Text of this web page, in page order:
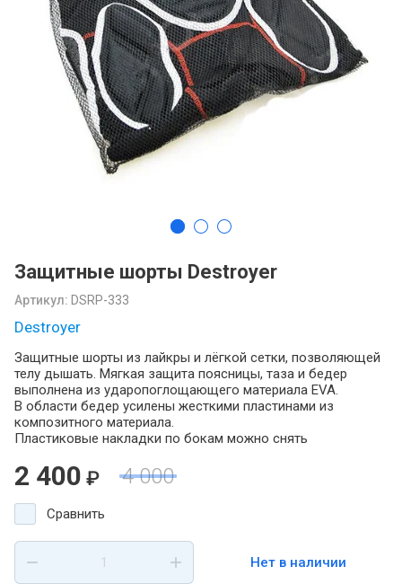
Защитные шорты Destroyer
Артикул: DSRP-333
Destroyer
Защитные шорты из лайкры и лёгкой сетки, позволяющей
телу дышать. Мягкая защита поясницы, таза и бедер
выполнена из ударопоглощающего материала EVA.
В области бедер усилены жесткими пластинами из
композитного материала.
Пластиковые накладки по бокам можно снять
4 000
2 400 ₽
Сравнить
Нет в наличии